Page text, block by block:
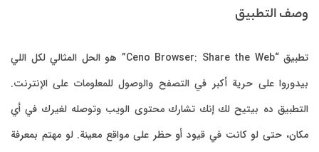
التطبيق
تطبيق “Ceno Browser: Share the Web” هو الحل المثالي لكل اللي
على حرية أكبر في التصفح والوصول للمعلومات على الإنترنت.
ده بيتيح لك إنك تشارك محتوى الويب وتوصله لغيرك في أي
حتى لو كانت في قيود أو حظر على مواقع معينة. لو مهتم بمعرفة